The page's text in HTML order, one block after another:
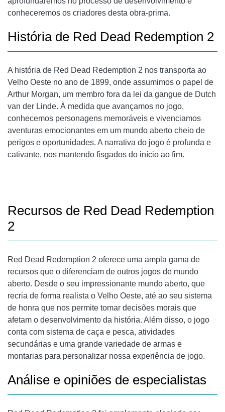
conheceremos os criadores desta obra-prima.
História de Red Dead Redemption 2
A história de Red Dead Redemption 2 nos transporta ao
Velho Oeste no ano de 1899, onde assumimos o papel de
Arthur Morgan, um membro fora da lei da gangue de Dutch
van der Linde. À medida que avançamos no jogo,
conhecemos personagens memoráveis ​​e vivenciamos
aventuras emocionantes em um mundo aberto cheio de
perigos e oportunidades. A narrativa do jogo é profunda e
cativante, nos mantendo fisgados do início ao fim.
Recursos de Red Dead Redemption
2
Red Dead Redemption 2 oferece uma ampla gama de
recursos que o diferenciam de outros jogos de mundo
aberto. Desde o seu impressionante mundo aberto, que
recria de forma realista o Velho Oeste, até ao seu sistema
de honra que nos permite tomar decisões morais que
afetam o desenvolvimento da história. Além disso, o jogo
conta com sistema de caça e pesca, atividades
secundárias e uma grande variedade de armas e
montarias para personalizar nossa experiência de jogo.
Análise e opiniões de especialistas